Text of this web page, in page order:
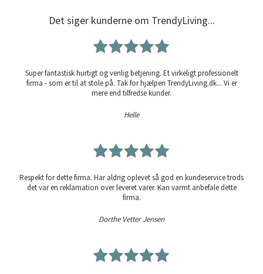
Det siger kunderne om TrendyLiving...
Super fantastisk hurtigt og venlig betjening. Et virkeligt professionelt
firma - som er til at stole på. Tak for hjælpen TrendyLiving.dk... Vi er
mere end tilfredse kunder.
Helle
Respekt for dette firma. Har aldrig oplevet så god en kundeservice trods
det var en reklamation over leveret varer. Kan varmt anbefale dette
firma.
Dorthe Vetter Jensen